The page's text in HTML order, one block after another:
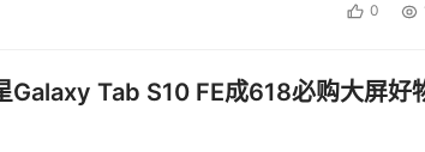
0
Galaxy Tab S10 FE成618必购大屏好